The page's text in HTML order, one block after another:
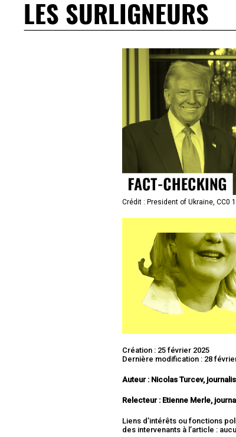
LES SURLIGNEURS
Crédit : President of Ukraine, CC0
Création : 25 février 2025
Dernière modification : 28
Auteur : Nicolas Turcev,
Relecteur : Etienne Merle,
Liens d’intérêts ou fonctions
des intervenants à l’article :